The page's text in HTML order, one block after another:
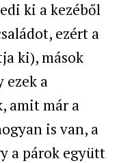
ki a kezéből
ezért a
ki), mások
ezek a
amit már a
is van, a
a párok együtt